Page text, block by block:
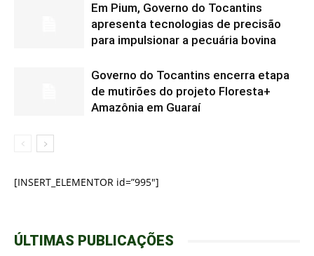
Em Pium, Governo do Tocantins
apresenta tecnologias de precisão
para impulsionar a pecuária bovina
Governo do Tocantins encerra etapa
de mutirões do projeto Floresta+
Amazônia em Guaraí
[INSERT_ELEMENTOR id=”995″]
ÚLTIMAS PUBLICAÇÕES